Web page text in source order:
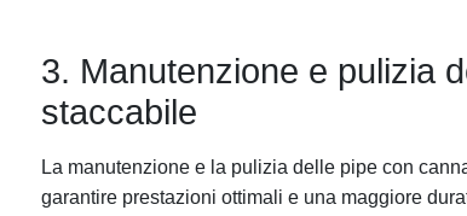
3. Manutenzione e pulizia
staccabile
La manutenzione e la pulizia delle pipe con
garantire prestazioni ottimali e una maggiore